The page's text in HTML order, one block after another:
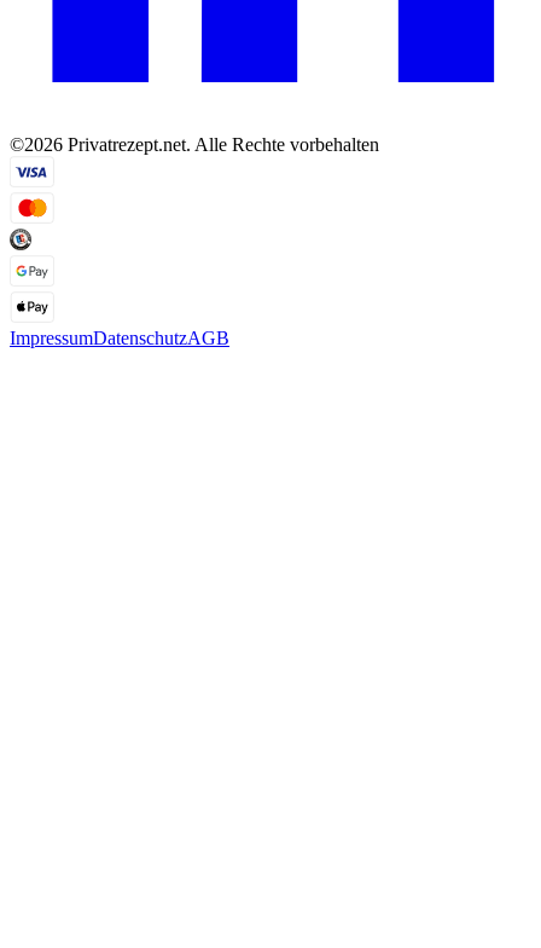
©2026 Privatrezept.net. Alle Rechte vorbehalten
ImpressumDatenschutzAGB